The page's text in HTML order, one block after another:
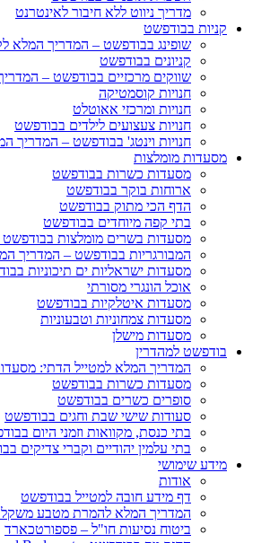
מדריך ניווט ללא חיבור לאינטרנט
קניות בבודפשט
שופינג בבודפשט – המדריך המלא
קניונים בבודפשט
שווקים מרכזיים בבודפשט –
חנויות קוסמטיקה
חנויות ומרכזי אאוטלט
חנויות צעצועים לילדים בבודפשט
חנויות וינטג' בבודפשט – המדריך
מסעדות מומלצות
מסעדות כשרות בבודפשט
ארוחות בוקר בבודפשט
הדף הכי מתוק בבודפשט
בתי קפה מיוחדים בבודפשט
מסעדות בשרים מומלצות
המבורגריות בבודפשט – המדריך
מסעדות ישראליות ים תיכוניות
אוכל הונגרי מסורתי
מסעדות איטלקיות בבודפשט
מסעדות צמחוניות וטבעוניות
מסעדות מישלן
בודפשט למהדרין
המדריך המלא למטייל הדתי:
מסעדות כשרות בבודפשט
סופרים כשרים בבודפשט
סעודות שישי שבת וחגים בבודפשט
בתי כנסת, מקוואות וזמני היום
בתי עלמין יהודיים וקברי צדיקים
מידע שימושי
אודות
דף מידע חובה למטייל בבודפשט
המדריך המלא להמרת מטבע משקל
ביטוח נסיעות חו"ל – פספורטכארד